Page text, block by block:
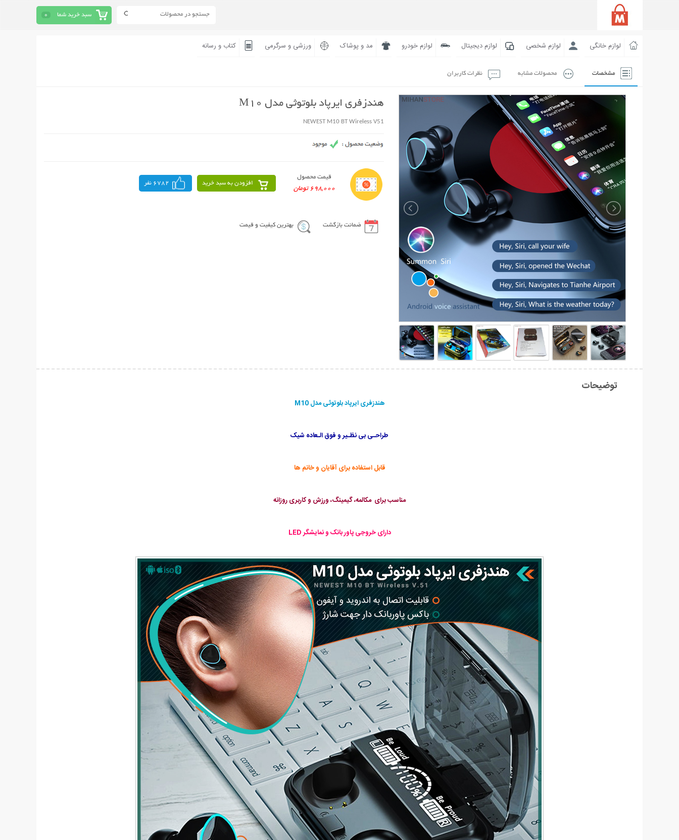
سبد خرید شما 0
لوازم خانگی لوازم شخصی لوازم دیجیتال لوازم خودرو مد و پوشاک ورزشی و سرگرمی کتاب و رسانه
مشخصات محصولات مشابه نظرات کاربران
هندزفری ایرپاد بلوتوثی مدل M10
NEWEST M10 BT Wireless V51
قیمت محصول
698,000 تومان
افزودن به سبد خرید 6782 نفر
ضمانت بازگشت بهترین کیفیت و قیمت
توضیحات
هندزفری ایرپاد بلوتوثی مدل M10
طراحـی بی نظـیر و فوق الـعاده شیک
قابل استفاده برای آقایان و خانم ها
مناسب برای مکالمه، گیمینگ، ورزش و کاربری روزانه
دارای خروجی پاور بانک و نمایشگر LED